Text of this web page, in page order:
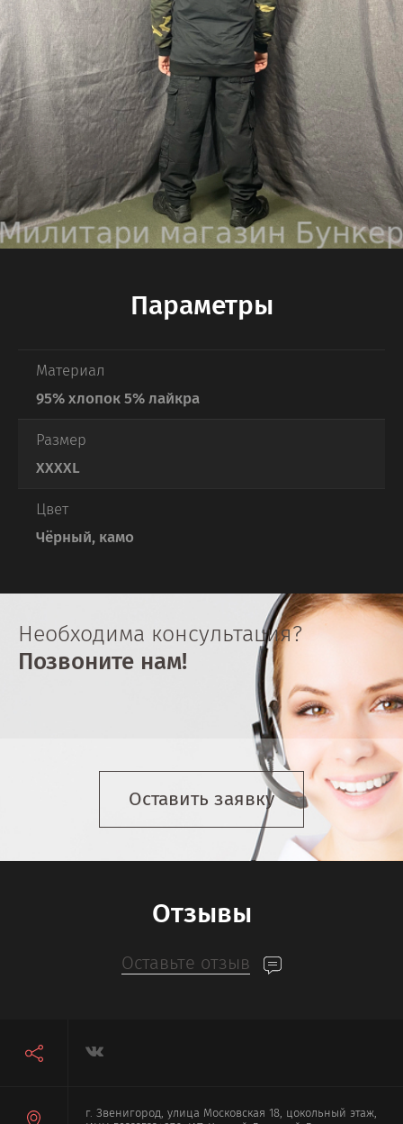
Параметры
Материал
95% хлопок 5% лайкра
Размер
XXXXL
Цвет
Чёрный, камо
Необходима консультация?
Позвоните нам!
Оставить заявку
Отзывы
Оставьте отзыв
г. Звенигород, улица Московская 18, цокольный этаж,